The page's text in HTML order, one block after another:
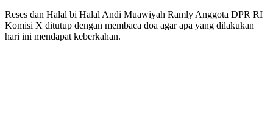
Reses dan Halal bi Halal Andi Muawiyah Ramly Anggota DPR RI
Komisi X ditutup dengan membaca doa agar apa yang dilakukan
hari ini mendapat keberkahan.